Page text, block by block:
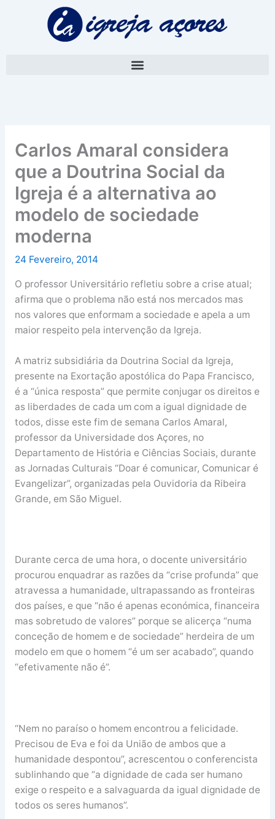
Carlos Amaral considera
que a Doutrina Social da
Igreja é a alternativa ao
modelo de sociedade
moderna
24 Fevereiro, 2014
O professor Universitário refletiu sobre a crise atual;
afirma que o problema não está nos mercados mas
nos valores que enformam a sociedade e apela a um
maior respeito pela intervenção da Igreja.
A matriz subsidiária da Doutrina Social da Igreja,
presente na Exortação apostólica do Papa Francisco,
é a “única resposta” que permite conjugar os direitos e
as liberdades de cada um com a igual dignidade de
todos, disse este fim de semana Carlos Amaral,
professor da Universidade dos Açores, no
Departamento de História e Ciências Sociais, durante
as Jornadas Culturais “Doar é comunicar, Comunicar é
Evangelizar”, organizadas pela Ouvidoria da Ribeira
Grande, em São Miguel.
Durante cerca de uma hora, o docente universitário
procurou enquadrar as razões da “crise profunda” que
atravessa a humanidade, ultrapassando as fronteiras
dos países, e que “não é apenas económica, financeira
mas sobretudo de valores” porque se alicerça “numa
conceção de homem e de sociedade” herdeira de um
modelo em que o homem “é um ser acabado”, quando
“efetivamente não é”.
“Nem no paraíso o homem encontrou a felicidade.
Precisou de Eva e foi da União de ambos que a
humanidade despontou”, acrescentou o conferencista
sublinhando que “a dignidade de cada ser humano
exige o respeito e a salvaguarda da igual dignidade de
todos os seres humanos”.